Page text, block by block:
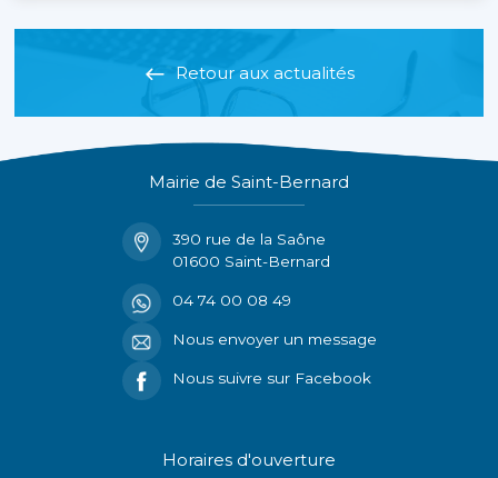
Retour aux actualités
Mairie de Saint-Bernard
390 rue de la Saône
01600 Saint-Bernard
04 74 00 08 49
Nous envoyer un message
Nous suivre sur Facebook
Horaires d'ouverture